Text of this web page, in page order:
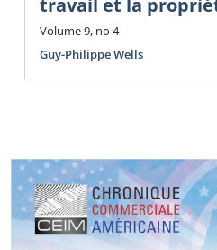
travail et la
Volume 9, no 4
Guy-Philippe Wells